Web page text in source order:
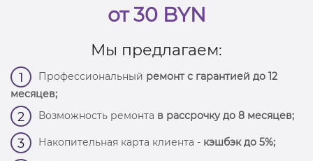
от 30 BYN
Мы предлагаем:
1 Профессиональный ремонт с гарантией до 12
месяцев;
2 Возможность ремонта в рассрочку до 8 месяцев;
3 Накопительная карта клиента - кэшбэк до 5%;